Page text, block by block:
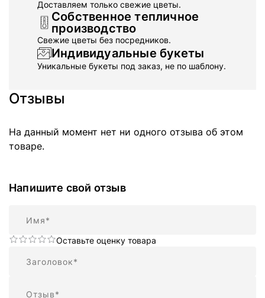
Доставляем только свежие цветы.
Собственное тепличное
производство
Свежие цветы без посредников.
Индивидуальные букеты
Уникальные букеты под заказ, не по шаблону.
Отзывы
На данный момент нет ни одного отзыва об этом
товаре.
Напишите свой отзыв
Оставьте оценку товара